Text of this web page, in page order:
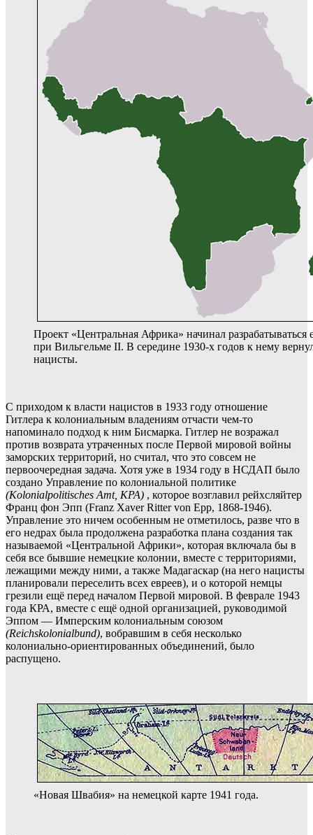
Проект «Центральная Африка» начинал разрабатываться
при Вильгельме II. В середине 1930-х годов к нему
нацисты.
С приходом к власти нацистов в 1933 году отношение
Гитлера к колониальным владениям отчасти чем-то
напоминало подход к ним Бисмарка. Гитлер не возражал
против возврата утраченных после Первой мировой войны
заморских территорий, но считал, что это совсем не
первоочередная задача. Хотя уже в 1934 году в НСДАП было
создано Управление по колониальной политике
(Kolonialpolitisches Amt, KPA) , которое возглавил рейхсляйтер
Франц фон Эпп (Franz Xaver Ritter von Epp, 1868-1946).
Управление это ничем особенным не отметилось, разве что в
его недрах была продолжена разработка плана создания так
называемой «Центральной Африки», которая включала бы в
себя все бывшие немецкие колонии, вместе с территориями,
лежащими между ними, а также Мадагаскар (на него нацисты
планировали переселить всех евреев), и о которой немцы
грезили ещё перед началом Первой мировой. В феврале 1943
года КРА, вместе с ещё одной организацией, руководимой
Эппом — Имперским колониальным союзом
(Reichskolonialbund), вобравшим в себя несколько
колониально-ориентированных объединений, было
распущено.
«Новая Швабия» на немецкой карте 1941 года.